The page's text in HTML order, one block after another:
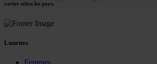
time and deselect cookies at any time (in
Policy and in the footer of our website).
Further information on the procedures
varier selon les pays.
Lunettes